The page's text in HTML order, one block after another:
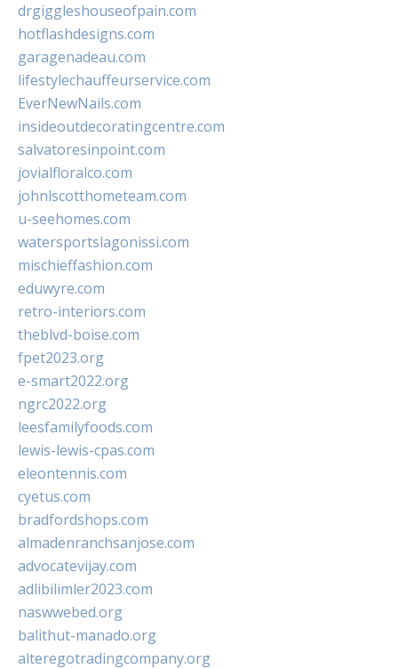
drgiggleshouseofpain.com
hotflashdesigns.com
garagenadeau.com
lifestylechauffeurservice.com
EverNewNails.com
insideoutdecoratingcentre.com
salvatoresinpoint.com
jovialfloralco.com
johnlscotthometeam.com
u-seehomes.com
watersportslagonissi.com
mischieffashion.com
eduwyre.com
retro-interiors.com
theblvd-boise.com
fpet2023.org
e-smart2022.org
ngrc2022.org
leesfamilyfoods.com
lewis-lewis-cpas.com
eleontennis.com
cyetus.com
bradfordshops.com
almadenranchsanjose.com
advocatevijay.com
adlibilimler2023.com
naswwebed.org
balithut-manado.org
alteregotradingcompany.org